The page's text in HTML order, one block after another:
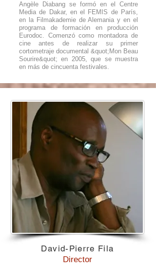
Angèle Diabang se formó en el Centre
Media de Dakar, en el FEMIS de París,
en la Filmakademie de Alemania y en el
programa de formación en producción
Eurodoc. Comenzó como montadora de
cine antes de realizar su primer
cortometraje documental &quot;Mon Beau
Sourire&quot; en 2005, que se muestra
en más de cincuenta festivales.
David-Pierre Fila
Director